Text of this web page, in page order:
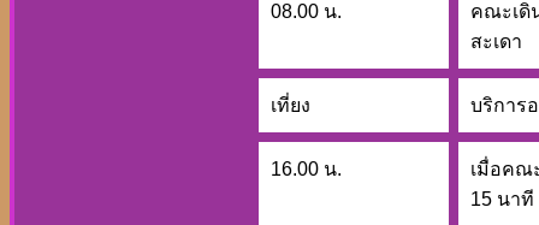
08.00 น.
คณะเดิ
สะเดา
เที่ยง บริการ
16.00 น.
เมื่อคณ
15 นาที